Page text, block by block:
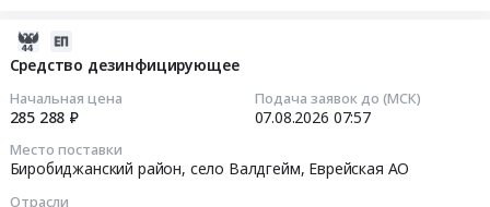
Средство дезинфицирующее
Начальная цена
285 288 ₽
Подача заявок до (МСК)
07.08.2026 07:57
Место поставки
Биробиджанский район, село Валдгейм, Еврейская АО
Отрасли